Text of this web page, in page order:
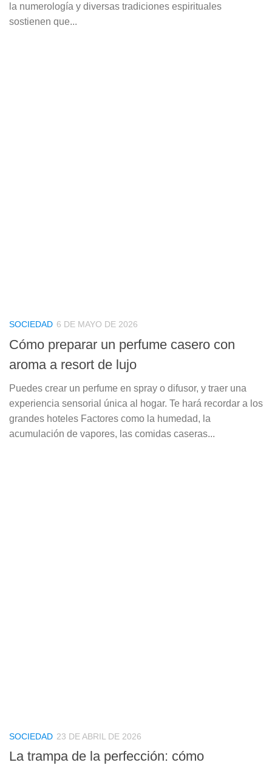
la numerología y diversas tradiciones espirituales
sostienen que...
SOCIEDAD 6 DE MAYO DE 2026
Cómo preparar un perfume casero con
aroma a resort de lujo
Puedes crear un perfume en spray o difusor, y traer una
experiencia sensorial única al hogar. Te hará recordar a los
grandes hoteles Factores como la humedad, la
acumulación de vapores, las comidas caseras...
SOCIEDAD 23 DE ABRIL DE 2026
La trampa de la perfección: cómo